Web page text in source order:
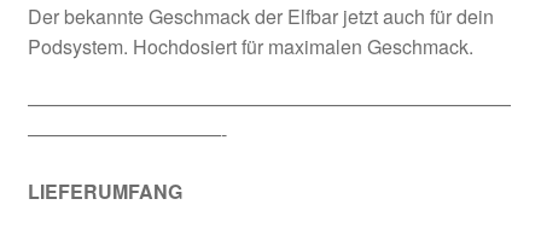
Der bekannte Geschmack der Elfbar jetzt auch für dein
Podsystem. Hochdosiert für maximalen Geschmack.
—————————————————————————
——————————-
LIEFERUMFANG